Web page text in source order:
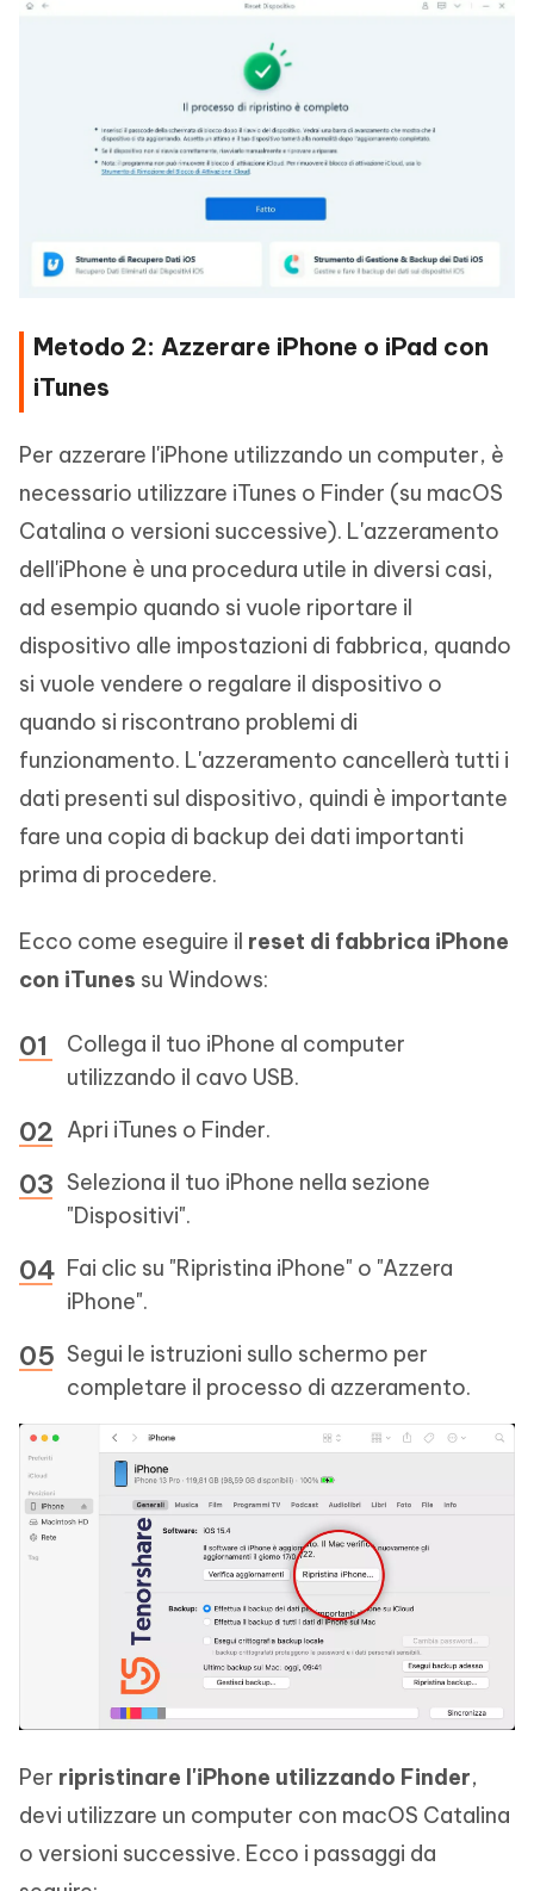
Metodo 2: Azzerare iPhone o iPad con
iTunes
Per azzerare l'iPhone utilizzando un computer, è
necessario utilizzare iTunes o Finder (su macOS
Catalina o versioni successive). L'azzeramento
dell'iPhone è una procedura utile in diversi casi,
ad esempio quando si vuole riportare il
dispositivo alle impostazioni di fabbrica, quando
si vuole vendere o regalare il dispositivo o
quando si riscontrano problemi di
funzionamento. L'azzeramento cancellerà tutti i
dati presenti sul dispositivo, quindi è importante
fare una copia di backup dei dati importanti
prima di procedere.
Ecco come eseguire il reset di fabbrica iPhone
con iTunes su Windows:
Collega il tuo iPhone al computer
utilizzando il cavo USB.
Apri iTunes o Finder.
Seleziona il tuo iPhone nella sezione
"Dispositivi".
Fai clic su "Ripristina iPhone" o "Azzera
iPhone".
Segui le istruzioni sullo schermo per
completare il processo di azzeramento.
Per ripristinare l'iPhone utilizzando Finder,
devi utilizzare un computer con macOS Catalina
o versioni successive. Ecco i passaggi da